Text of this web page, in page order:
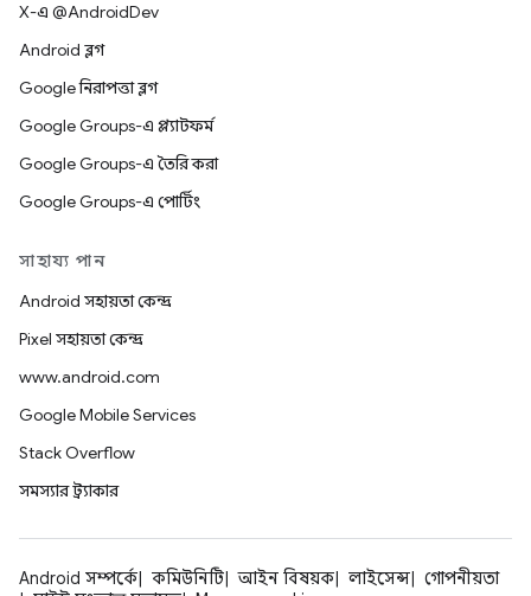
X-এ @AndroidDev
Android ব্লগ
Google নিরাপত্তা ব্লগ
Google Groups-এ প্ল্যাটফর্ম
Google Groups-এ তৈরি করা
Google Groups-এ পোর্টিং
সাহায্য পান
Android সহায়তা কেন্দ্র
Pixel সহায়তা কেন্দ্র
www.android.com
Google Mobile Services
Stack Overflow
সমস্যার ট্র্যাকার
Android সম্পর্কে কমিউনিটি আইন বিষয়ক লাইসেন্স
গোপনীয়তা